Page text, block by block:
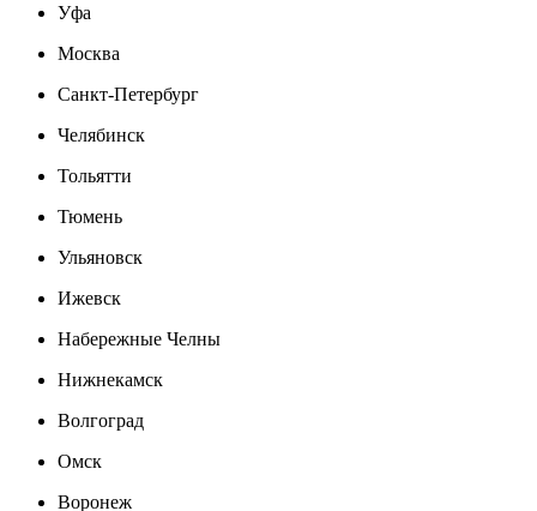
Уфа
Москва
Санкт-Петербург
Челябинск
Тольятти
Тюмень
Ульяновск
Ижевск
Набережные Челны
Нижнекамск
Волгоград
Омск
Воронеж